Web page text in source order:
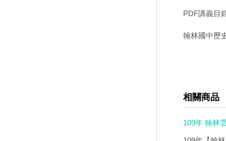
PDF講義目
翰林國中歷
相關商品
109年 翰林
教學版